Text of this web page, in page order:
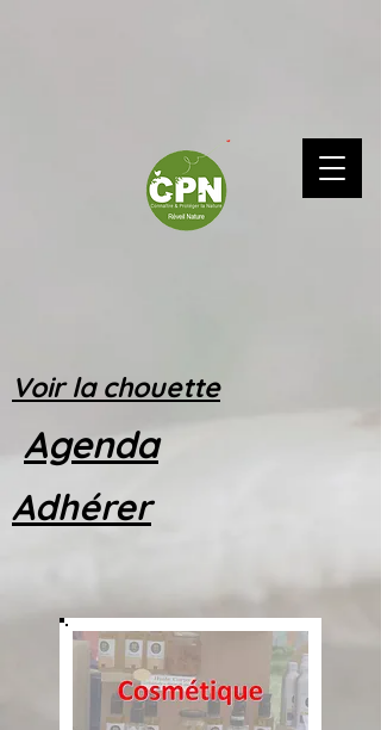
Voir la chouette
Adhérer
Agenda